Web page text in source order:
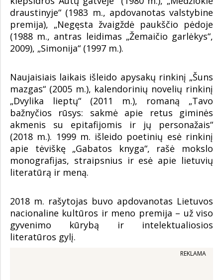
draustinyje“ (1983 m., apdovanotas valstybine
premija), „Negęsta žvaigždė paukščio pėdoje
(1988 m., antras leidimas „Žemaičio garlėkys“,
2009), „Simonija“ (1997 m.).
Naujaisiais laikais išleido apysakų rinkinį „Šuns
mazgas“ (2005 m.), kalendorinių novelių rinkinį
„Dvylika lieptų“ (2011 m.), romaną „Tavo
bažnyčios rūsys: sakmė apie retus giminės
akmenis su epitafijomis ir jų personažais“
(2018 m.). 1999 m. išleido poetinių esė rinkinį
apie tėviškę „Gabatos knyga“, rašė mokslo
monografijas, straipsnius ir esė apie lietuvių
literatūrą ir meną.
2018 m. rašytojas buvo apdovanotas Lietuvos
nacionaline kultūros ir meno premija – už viso
gyvenimo kūrybą ir intelektualiosios
literatūros gylį.
REKLAMA